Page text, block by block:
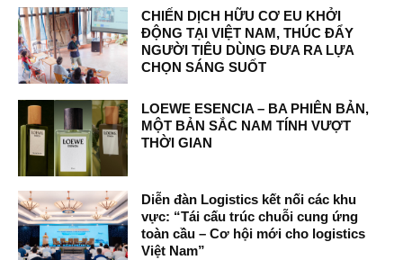
CHIẾN DỊCH HỮU CƠ EU KHỞI
ĐỘNG TẠI VIỆT NAM, THÚC ĐẨY
NGƯỜI TIÊU DÙNG ĐƯA RA LỰA
CHỌN SÁNG SUỐT
LOEWE ESENCIA – BA PHIÊN BẢN,
MỘT BẢN SẮC NAM TÍNH VƯỢT
THỜI GIAN
Diễn đàn Logistics kết nối các khu
vực: “Tái cấu trúc chuỗi cung ứng
toàn cầu – Cơ hội mới cho logistics
Việt Nam”